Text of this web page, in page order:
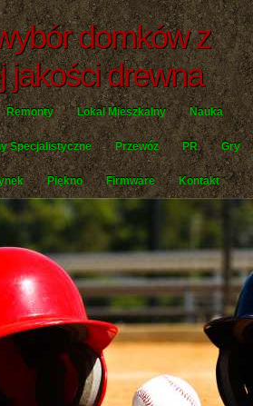
domków z
jakości drewna
Remonty Lokal Mieszkalny Nauka
Specjalistyczne Przewóz PR Gry
Piękno Firmware Kontakt